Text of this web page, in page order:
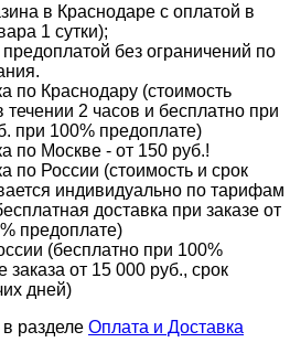
в Краснодаре с оплатой в
1 сутки);
без ограничений по
по Краснодару (стоимость
течении 2 часов и бесплатно при
при 100% предоплате)
по Москве - от 150 руб.!
по России (стоимость и срок
индивидуально по тарифам
доставка при заказе от
предоплате)
(бесплатно при 100%
от 15 000 руб., срок
дней)
разделе Оплата и Доставка